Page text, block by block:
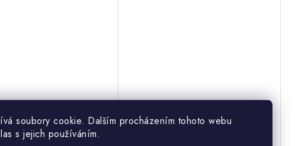
soubory cookie. Dalším procházením tohoto webu
s jejich používáním.
Skladem
bez DPH
Kč 23 990 Kč